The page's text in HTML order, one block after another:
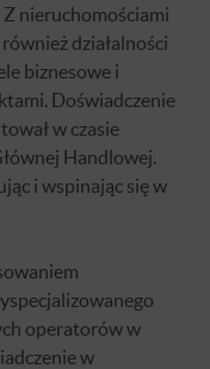
nieruchomościami
działalności
biznesowe i
Doświadczenie
w czasie
Handlowej.
i wspinając się w
operatorów w
w